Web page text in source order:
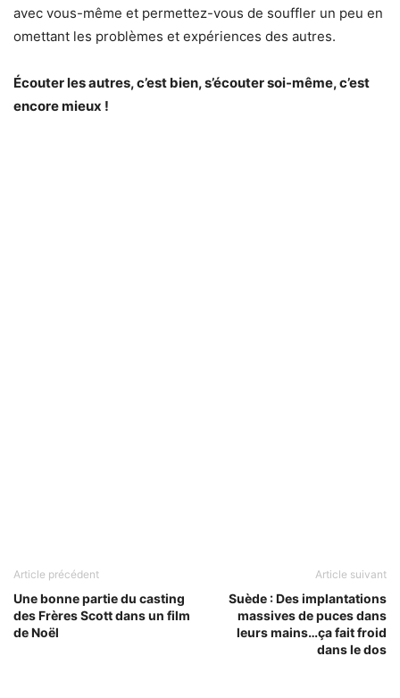
avec vous-même et permettez-vous de souffler un peu en
omettant les problèmes et expériences des autres.
Écouter les autres, c’est bien, s’écouter soi-même, c’est
encore mieux !
Article précédent
Une bonne partie du casting
des Frères Scott dans un film
de Noël
Article suivant
Suède : Des implantations
massives de puces dans
leurs mains…ça fait froid
dans le dos